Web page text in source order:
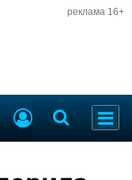
реклама 16+